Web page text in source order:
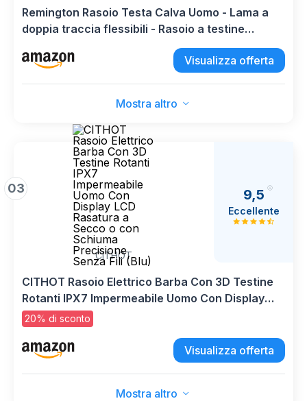
Remington Rasoio Testa Calva Uomo - Lama a
doppia traccia flessibili - Rasoio a testine
Rotanti al litio, 5 testine di rasatura, Raccolta
peli, Rifinitore, Rasoio Elettrico RX5 XR1501
Visualizza offerta
Mostra altro
03
CITHOT
9,5
Eccellente
CITHOT Rasoio Elettrico Barba Con 3D Testine
Rotanti IPX7 Impermeabile Uomo Con Display
LCD Rasatura a Secco o con Schiuma
Precisione Senza Fili (Blu)
20% di sconto
Visualizza offerta
Mostra altro